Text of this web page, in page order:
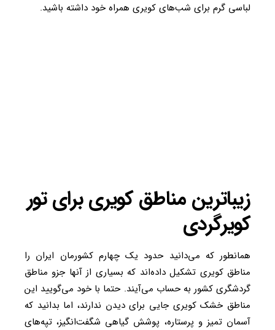
لباسی گرم برای شب‌های کویری همراه خود داشته باشید.
زیباترین مناطق کویری برای تور
کویرگردی
همانطور که می‌دانید حدود یک چهارم کشورمان ایران را
مناطق کویری تشکیل داده‌اند که بسیاری از آنها جزو مناطق
گردشگری کشور به حساب می‌آیند. حتما با خود می‌گویید این
مناطق خشک کویری جایی برای دیدن ندارند، اما بدانید که
آسمان تمیز و پرستاره، پوشش گیاهی شگفت‌انگیز، تپه‌های